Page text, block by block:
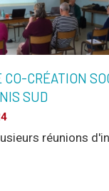
CO-CRÉATION
SUD
réunions